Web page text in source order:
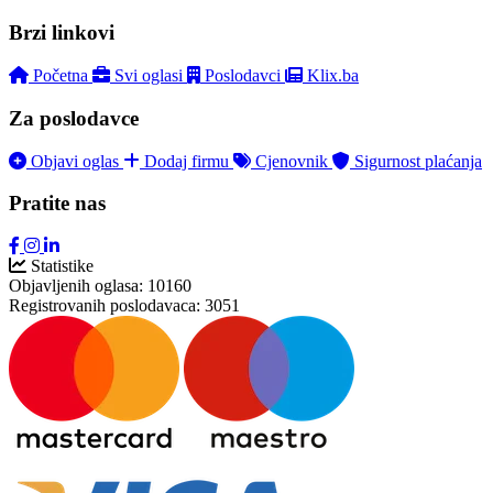
Brzi linkovi
Početna Svi oglasi Poslodavci Klix.ba
Za poslodavce
Objavi oglas Dodaj firmu Cjenovnik Sigurnost plaćanja
Pratite nas
Statistike
Objavljenih oglasa: 10160
Registrovanih poslodavaca: 3051